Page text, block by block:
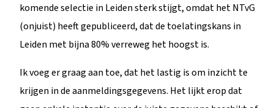
komende selectie in Leiden sterk stijgt, omdat het NTvG
(onjuist) heeft gepubliceerd, dat de toelatingskans in
Leiden met bijna 80% verreweg het hoogst is.
Ik voeg er graag aan toe, dat het lastig is om inzicht te
krijgen in de aanmeldingsgegevens. Het lijkt erop dat